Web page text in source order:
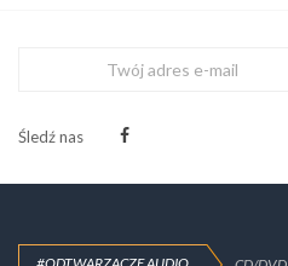
Śledź nas